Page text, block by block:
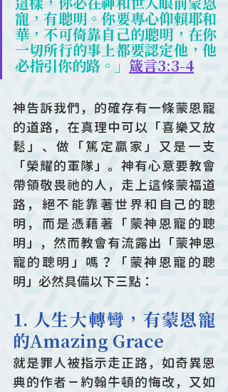
這樣，你必在神和世人眼前蒙恩
寵，有聰明。你要專心仰賴耶和
華，不可倚靠自己的聰明，在你
一切所行的事上都要認定他，他
必指引你的路。」 箴言3:3-4
神告訴我們，的確存有一條蒙恩寵
的道路，在真理中可以「喜樂又放
鬆」、做「篤定贏家」又是一支
「榮耀的軍隊」。神有心意要教會
帶領敬畏祂的人，走上這條蒙福道
路，絕不能靠著世界和自己的聰
明，而是憑藉著「蒙神恩寵的聰
明」，然而教會有流露出「蒙神恩
寵的聰明」嗎？「蒙神恩寵的聰
明」必然具備以下三點：
1. 人生大轉彎，有蒙恩寵
的Amazing Grace
就是罪人被指示走正路，如奇異恩
典的作者－約翰牛頓的悔改，又如